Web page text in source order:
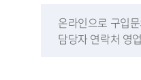
온라인으로 구입
담당자 연락처 영